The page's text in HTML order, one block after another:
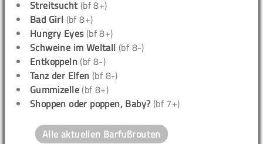
Streitsucht (bf 8+)
Bad Girl (bf 8+)
Hungry Eyes(bf 8+)
Schweine im Weltall (bf 8-)
Entkoppeln (bf 8-)
Tanz der Elfen (bf 8-)
Gummizelle (bf 8+)
Shoppen oder poppen, Baby? (bf 7+)
Alle aktuellen Barfußrouten